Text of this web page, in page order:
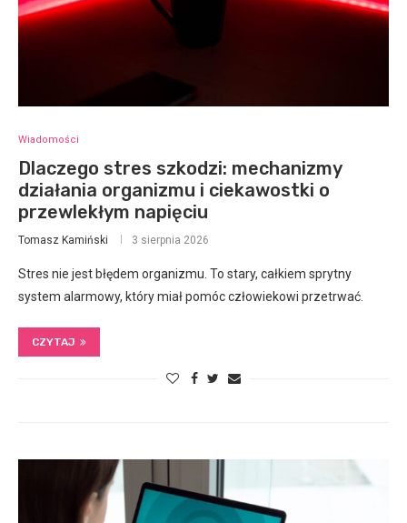
Wiadomości
Dlaczego stres szkodzi: mechanizmy
działania organizmu i ciekawostki o
przewlekłym napięciu
Tomasz Kamiński 3 sierpnia 2026
Stres nie jest błędem organizmu. To stary, całkiem sprytny
system alarmowy, który miał pomóc człowiekowi przetrwać.
CZYTAJ